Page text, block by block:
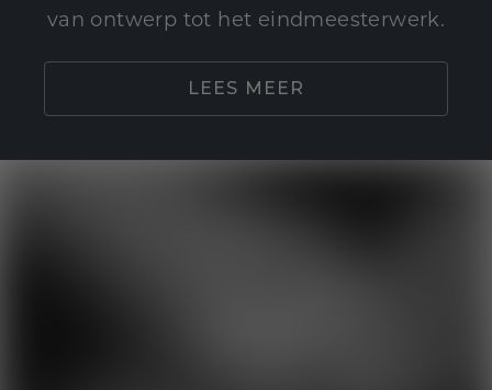
van ontwerp tot het eindmeesterwerk.
LEES MEER